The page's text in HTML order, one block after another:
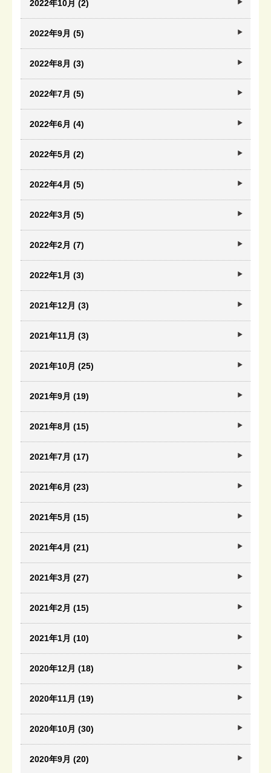
2022年10月 (2)
2022年9月 (5)
2022年8月 (3)
2022年7月 (5)
2022年6月 (4)
2022年5月 (2)
2022年4月 (5)
2022年3月 (5)
2022年2月 (7)
2022年1月 (3)
2021年12月 (3)
2021年11月 (3)
2021年10月 (25)
2021年9月 (19)
2021年8月 (15)
2021年7月 (17)
2021年6月 (23)
2021年5月 (15)
2021年4月 (21)
2021年3月 (27)
2021年2月 (15)
2021年1月 (10)
2020年12月 (18)
2020年11月 (19)
2020年10月 (30)
2020年9月 (20)